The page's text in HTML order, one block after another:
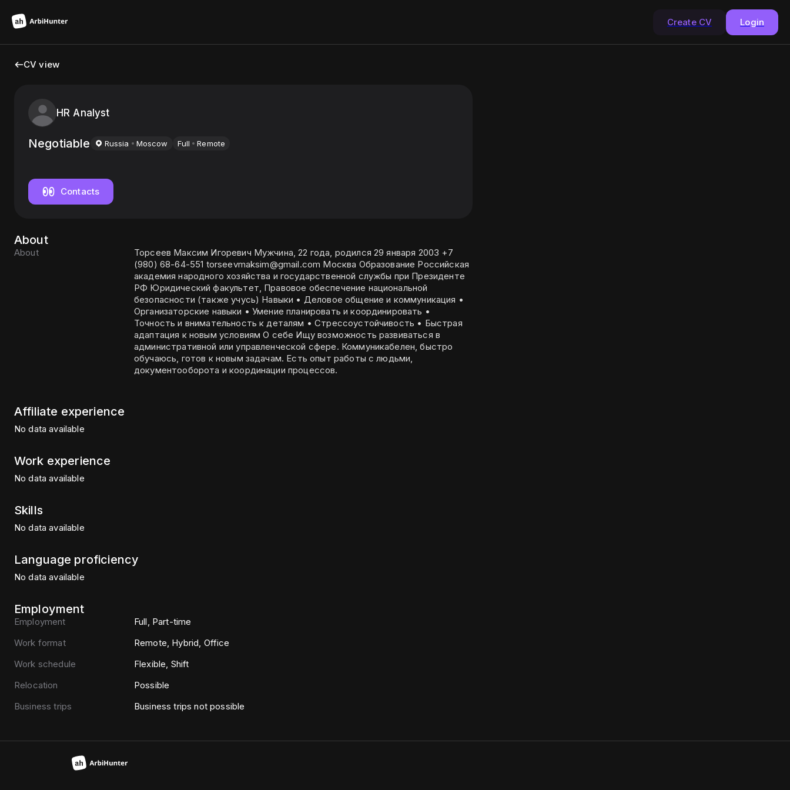
Create CV Login
CV view
HR Analyst
Negotiable Russia Moscow Full Remote
Contacts
About
About
Торсеев Максим Игоревич Мужчина, 22 года, родился 29 января 2003 +7
(980) 68-64-551 torseevmaksim@gmail.com Москва Образование Российская
академия народного хозяйства и государственной службы при Президенте
РФ Юридический факультет, Правовое обеспечение национальной
безопасности (также учусь) Навыки • Деловое общение и коммуникация •
Организаторские навыки • Умение планировать и координировать •
Точность и внимательность к деталям • Стрессоустойчивость • Быстрая
адаптация к новым условиям О себе Ищу возможность развиваться в
административной или управленческой сфере. Коммуникабелен, быстро
обучаюсь, готов к новым задачам. Есть опыт работы с людьми,
документооборота и координации процессов.
Affiliate experience
No data available
Work experience
No data available
Skills
No data available
Language proficiency
No data available
Employment
Employment
Full, Part-time
Work format
Remote, Hybrid, Office
Work schedule
Flexible, Shift
Relocation
Possible
Business trips
Business trips not possible